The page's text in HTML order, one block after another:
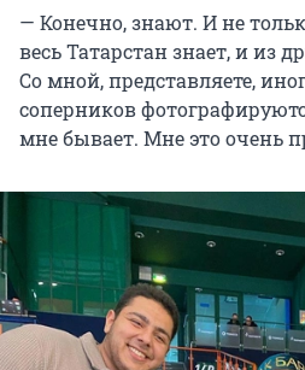
— Конечно, знают. И не
весь Татарстан знает, и из
Со мной, представляете,
соперников
мне бывает. Мне это очень